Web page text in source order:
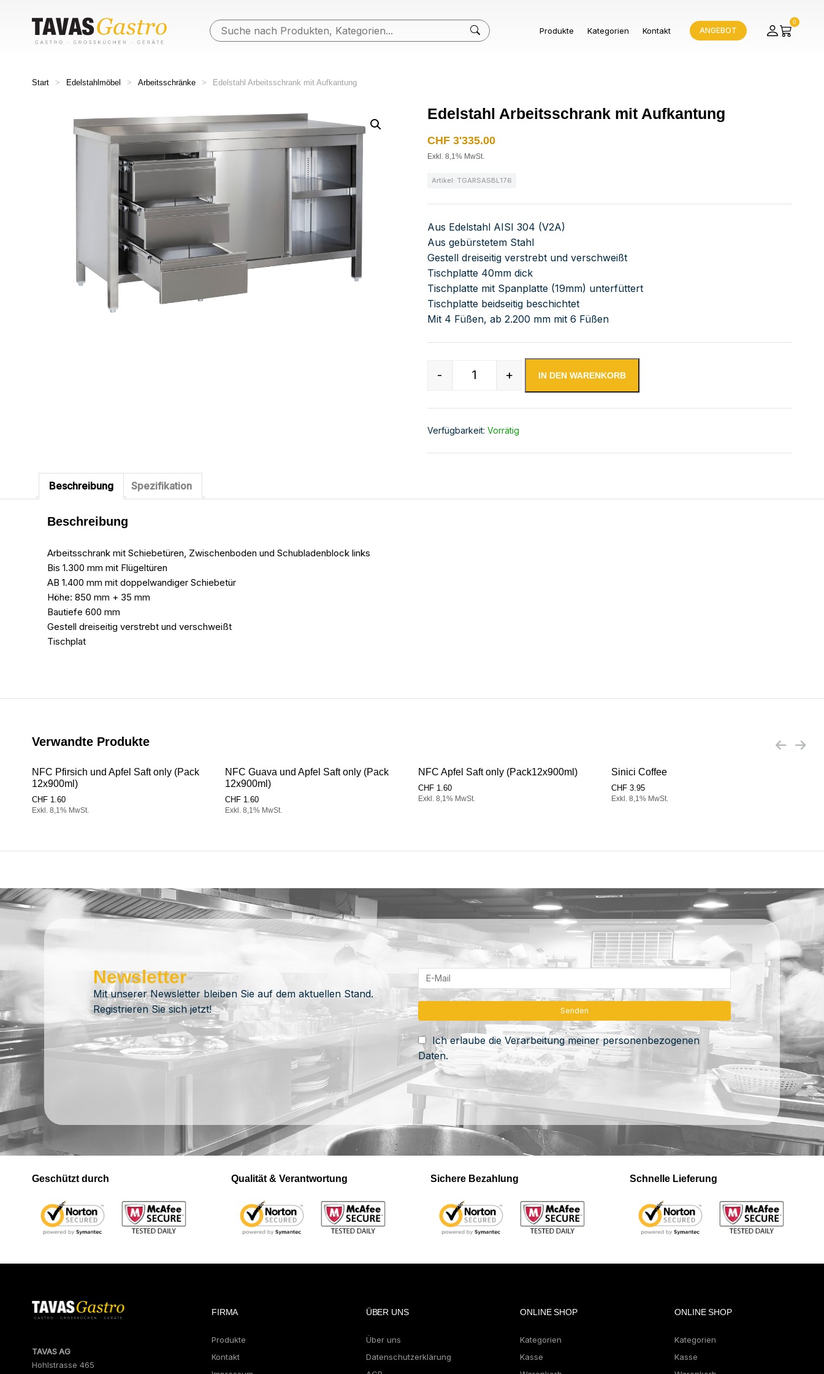
Produkte Kategorien Kontakt ANGEBOT
0
Start > Edelstahlmöbel > Arbeitsschränke > Edelstahl Arbeitsschrank mit Aufkantung
Edelstahl Arbeitsschrank mit Aufkantung
CHF3'335.00
Exkl. 8,1% MwSt.
Artikel: TGARSASBL176
Aus Edelstahl AISI 304 (V2A)
Aus gebürstetem Stahl
Gestell dreiseitig verstrebt und verschweißt
Tischplatte 40mm dick
Tischplatte mit Spanplatte (19mm) unterfüttert
Tischplatte beidseitig beschichtet
Mit 4 Füßen, ab 2.200 mm mit 6 Füßen
Edelstahl Arbeitsschrank mit Aufkantung Menge
- + IN DEN WARENKORB
Verfügbarkeit: Vorrätig
Beschreibung Spezifikation
Beschreibung
Arbeitsschrank mit Schiebetüren, Zwischenboden und Schubladenblock links
Bis 1.300 mm mit Flügeltüren
AB 1.400 mm mit doppelwandiger Schiebetür
Höhe: 850 mm + 35 mm
Bautiefe 600 mm
Gestell dreiseitig verstrebt und verschweißt
Tischplat
Verwandte Produkte
NFC Pfirsich und Apfel Saft only (Pack
12x900ml)
CHF 1.60
Exkl. 8,1% MwSt.
NFC Guava und Apfel Saft only (Pack
12x900ml)
CHF 1.60
Exkl. 8,1% MwSt.
NFC Apfel Saft only (Pack12x900ml)
CHF 1.60
Exkl. 8,1% MwSt.
Sinici Coffee
CHF 3.95
Exkl. 8,1% MwSt.
Newsletter
Mit unserer Newsletter bleiben Sie auf dem aktuellen Stand.
Registrieren Sie sich jetzt!
Ich erlaube die Verarbeitung meiner personenbezogenen
Daten.
Geschützt durch Qualität & Verantwortung Sichere Bezahlung Schnelle Lieferung
TAVAS AG
Hohlstrasse 465
FIRMA
Produkte
Kontakt
ÜBER UNS
Über uns
Datenschutzerklärung
ONLINE SHOP
Kategorien
Kasse
ONLINE SHOP
Kategorien
Kasse